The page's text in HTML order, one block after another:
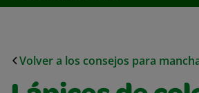
Volver a los consejos para